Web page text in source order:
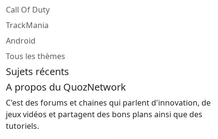
Call Of Duty
TrackMania
Android
Tous les thèmes
Sujets récents
A propos du QuozNetwork
C'est des forums et chaines qui parlent d'innovation, de
jeux vidéos et partagent des bons plans ainsi que des
tutoriels.